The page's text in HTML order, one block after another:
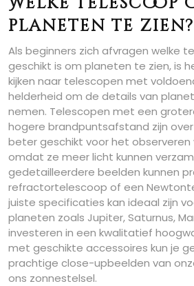
planeten te zien?
Als beginners zich afvragen welke
geschikt is om planeten te zien, is
kijken naar telescopen met
helderheid om de details van
nemen. Telescopen met een
hogere brandpuntsafstand zijn
beter geschikt voor het observeren
omdat ze meer licht kunnen
gedetailleerdere beelden kunnen
refractortelescoop of een
juiste specificaties kan ideaal zijn
planeten zoals Jupiter, Saturnus,
investeren in een kwalitatief
met geschikte accessoires kun je
prachtige close-upbeelden van
ons zonnestelsel.